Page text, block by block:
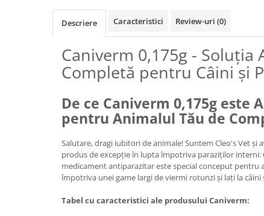
Descriere Caracteristici Review-uri (0)
Caniverm 0,175g - Soluția
Completă pentru Câini și
De ce Caniverm 0,175g este
pentru Animalul Tău de
Salutare, dragi iubitori de animale! Suntem Cleo's Vet și
produs de excepție în lupta împotriva paraziților interni:
medicament antiparazitar este special conceput pentru
împotriva unei game largi de viermi rotunzi și lați la câini
Tabel cu caracteristici ale produsului Caniverm: